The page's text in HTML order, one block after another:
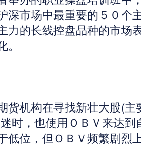
深市场中最重要的５０个
力的长线控盘品种的市场
机构在寻找新壮大股(主
时，也使用ＯＢＶ来达
低位，但ＯＢＶ频繁剧烈